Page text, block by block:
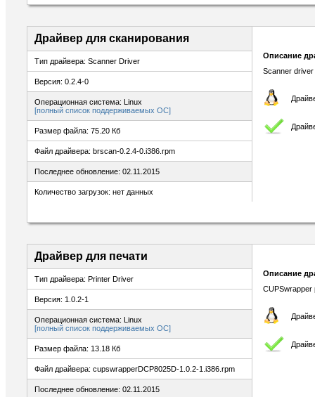
Драйвер для сканирования
Тип драйвера: Scanner Driver
Версия: 0.2.4-0
Операционная система: Linux
[полный список поддерживаемых ОС]
Размер файла: 75.20 Кб
Файл драйвера: brscan-0.2.4-0.i386.rpm
Последнее обновление: 02.11.2015
Количество загрузок: нет данных
Описание
Scanner
Драйвер для печати
Тип драйвера: Printer Driver
Версия: 1.0.2-1
Операционная система: Linux
[полный список поддерживаемых ОС]
Размер файла: 13.18 Кб
Файл драйвера: cupswrapperDCP8025D-1.0.2-1.i386.rpm
Последнее обновление: 02.11.2015
Описание
CUPSwrapper